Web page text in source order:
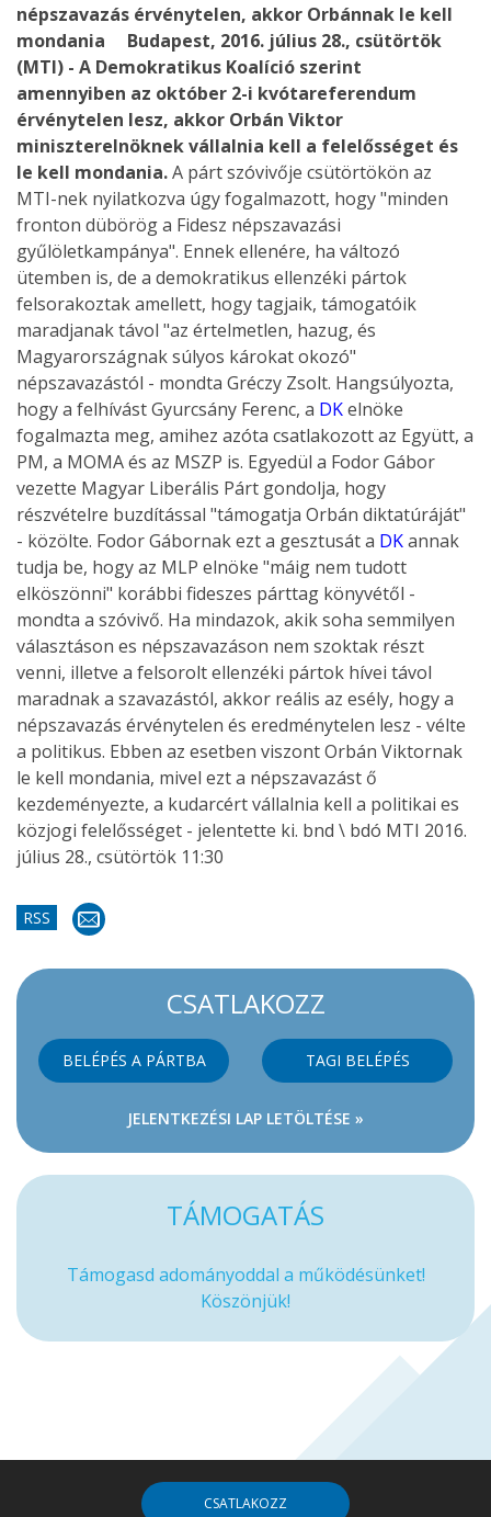
népszavazás érvénytelen, akkor Orbánnak le kell
mondania
Budapest, 2016. július 28., csütörtök
(MTI) - A Demokratikus Koalíció szerint
amennyiben az október 2-i kvótareferendum
érvénytelen lesz, akkor Orbán Viktor
miniszterelnöknek vállalnia kell a felelősséget és
le kell mondania.A párt szóvivője csütörtökön az
MTI-nek nyilatkozva úgy fogalmazott, hogy "minden
fronton dübörög a Fidesz népszavazási
gyűlöletkampánya". Ennek ellenére, ha változó
ütemben is, de a demokratikus ellenzéki pártok
felsorakoztak amellett, hogy tagjaik, támogatóik
maradjanak távol "az értelmetlen, hazug, és
Magyarországnak súlyos károkat okozó"
népszavazástól - mondta Gréczy Zsolt. Hangsúlyozta,
hogy a felhívást Gyurcsány Ferenc, a DKelnöke
fogalmazta meg, amihez azóta csatlakozott az Együtt, a
PM, a MOMA és az MSZP is. Egyedül a Fodor Gábor
vezette Magyar Liberális Párt gondolja, hogy
részvételre buzdítással "támogatja Orbán diktatúráját"
- közölte. Fodor Gábornak ezt a gesztusát a DKannak
tudja be, hogy az MLP elnöke "máig nem tudott
elköszönni" korábbi fideszes párttag könyvétől -
mondta a szóvivő. Ha mindazok, akik soha semmilyen
választáson es népszavazáson nem szoktak részt
venni, illetve a felsorolt ellenzéki pártok hívei távol
maradnak a szavazástól, akkor reális az esély, hogy a
népszavazás érvénytelen és eredménytelen lesz - vélte
a politikus. Ebben az esetben viszont Orbán Viktornak
le kell mondania, mivel ezt a népszavazást ő
kezdeményezte, a kudarcért vállalnia kell a politikai es
közjogi felelősséget - jelentette ki. bnd \ bdó MTI 2016.
július 28., csütörtök 11:30
RSS
CSATLAKOZZ
BELÉPÉS A PÁRTBA TAGI BELÉPÉS
JELENTKEZÉSI LAP LETÖLTÉSE »
TÁMOGATÁS
Támogasd adományoddal a működésünket!
Köszönjük!
CSATLAKOZZ